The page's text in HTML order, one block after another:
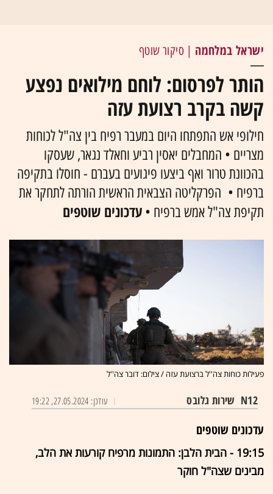
ישראל במלחמה | סיקור שוטף
הותר לפרסום: לוחם מילואים נפצע
קשה בקרב רצועת עזה
חילופי אש התפתחו היום במעבר רפיח בין צה"ל לכוחות
מצריים • המחבלים יאסין רביע וחאלד נגאר, שעסקו
בהכוונת טרור ואף ביצעו פיגועים בעברם - חוסלו בתקיפה
ברפיח • הפרקליטה הצבאית הראשית הורתה לתחקר את
תקיפת צה"ל אמש ברפיח • עדכונים שוטפים
פעילות כוחות צה''ל ברצועת עזה / צילום: דובר צה''ל
N12 שירות גלובס עודכן: 27.05.2024, 19:22
עדכונים שוטפים
19:15 - הבית הלבן: התמונות מרפיח קורעות את הלב,
מבינים שצה"ל חוקר